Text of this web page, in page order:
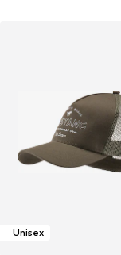
Unisex